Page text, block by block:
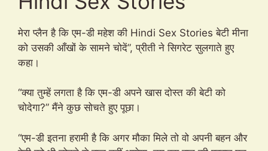
मेरा प्लैन है कि एम-डी महेश की Hindi Sex Stories बेटी मीना
को उसकी आँखों के सामने चोदें”, प्रीती ने सिगरेट सुलगाते हुए
कहा।
“क्या तुम्हें लगता है कि एम-डी अपने खास दोस्त की बेटी को
चोदेगा?” मैंने कुछ सोचते हुए पूछा।
“एम-डी इतना हरामी है कि अगर मौका मिले तो वो अपनी बहन और